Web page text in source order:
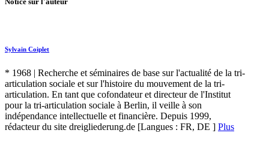
Sylvain Coiplet
* 1968 | Recherche et séminaires de base sur l'actualité de la tri-
articulation sociale et sur l'histoire du mouvement de la tri-
articulation. En tant que cofondateur et directeur de l'Institut
pour la tri-articulation sociale à Berlin, il veille à son
indépendance intellectuelle et financière. Depuis 1999,
rédacteur du site dreigliederung.de [Langues : FR, DE ] Plus